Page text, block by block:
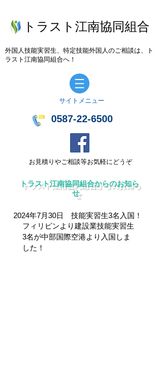
トラスト江南協同組合
外国人技能実習生、特定技能外国人のご相談は、ト
ラスト江南協同組合へ！
​サイトメニュー
0587-22-6500
お見積りやご相談等お気軽にどうぞ
トラスト江南協同組合からのお知ら
せ
2024年7月30日 技能実習生3名入国！
フィリピンより建設業技能実習生
3名が中部国際空港より入国しま
した！